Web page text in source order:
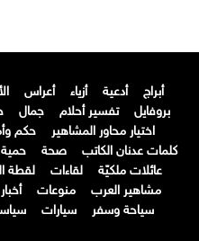
أبراج أدعية أزياء أعراس
بروفايل
تفسير أحلام جمال
اختيار محاور المشاهير
حكم
كلمات عدنان الكاتب
صحة
عائلات ملكيّة
لقاءات لقطة
مشاهير العرب
منوعات أخبار
سياحة وسفر
سيارات